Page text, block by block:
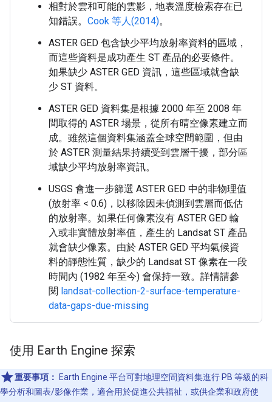
相對於雲和可能的雲影，地表溫度檢索存在已
知錯誤。 Cook 等人(2014)。
ASTER GED 包含缺少平均放射率資料的區域，
而這些資料是成功產生 ST 產品的必要條件。
如果缺少 ASTER GED 資訊，這些區域就會缺
少 ST 資料。
ASTER GED 資料集是根據 2000 年至 2008 年
間取得的 ASTER 場景，從所有晴空像素建立而
成。雖然這個資料集涵蓋全球空間範圍，但由
於 ASTER 測量結果持續受到雲層干擾，部分區
域缺少平均放射率資訊。
USGS 會進一步篩選 ASTER GED 中的非物理值
(放射率 < 0.6)，以移除因未偵測到雲層而低估
的放射率。如果任何像素沒有 ASTER GED 輸
入或非實體放射率值，產生的 Landsat ST 產品
就會缺少像素。由於 ASTER GED 平均氣候資
料的靜態性質，缺少的 Landsat ST 像素在一段
時間內 (1982 年至今) 會保持一致。詳情請參
閱 landsat-collection-2-surface-temperature-
data-gaps-due-missing
使用 Earth Engine 探索
重要事項：
Earth Engine 平台可對地理空間資料集進行 PB 等級的科
學分析和圖表/影像作業，適合用於促進公共福祉，或供企業和政府使